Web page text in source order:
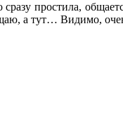
простила,
а тут… Видимо,